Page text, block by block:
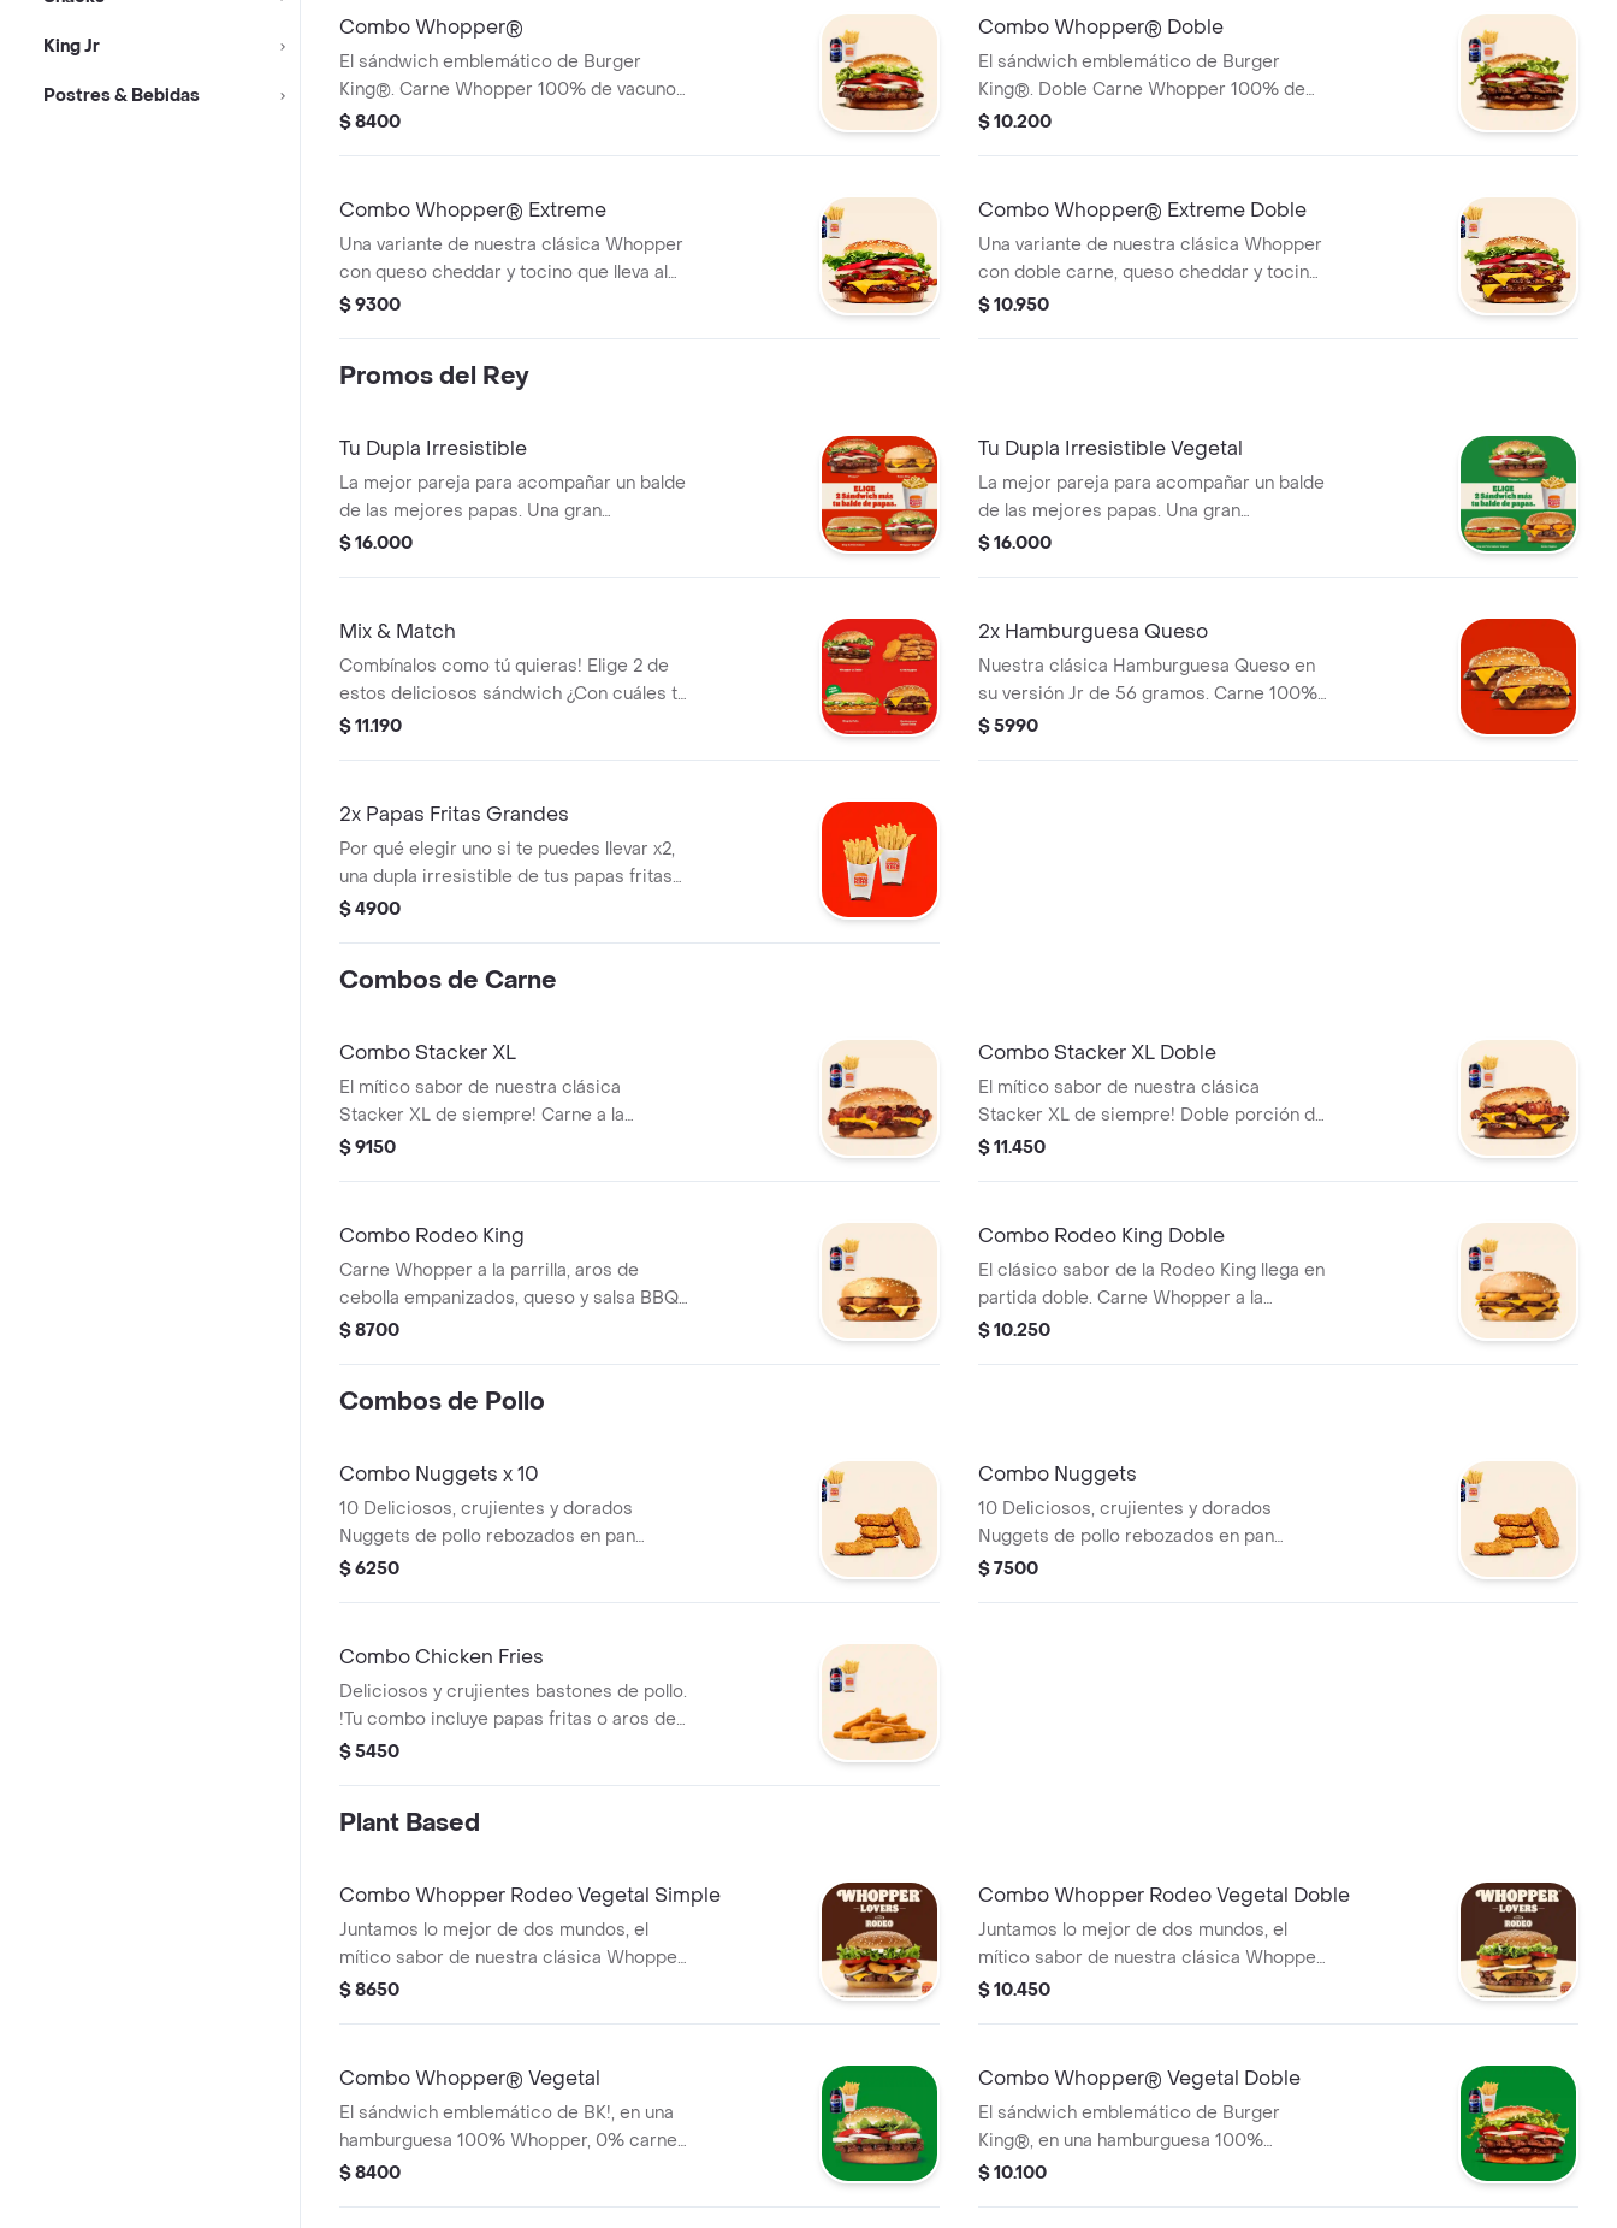
King Jr
Postres & Bebidas
Combo Whopper®
El sándwich emblemático de Burger
King®. Carne Whopper 100% de vacuno
a la parrilla, frescas lechugas, jugosos
papas fritas medianas o aros de cebolla y
una lata de bebi
$ 8400
Combo Whopper® Doble
El sándwich emblemático de Burger
King®. Doble Carne Whopper 100% de
vacuno a la parrilla, frescas lechugas,
incluye papas fritas medianas o aros de
cebolla y una lata d
$ 10.200
Combo Whopper® Extreme
Una variante de nuestra clásica Whopper
con queso cheddar y tocino que lleva al
placer. ¡Tu combo incluye papas fritas
$ 9300
Combo Whopper® Extreme Doble
Una variante de nuestra clásica Whopper
con doble carne, queso cheddar y tocino
que lleva al placer. ¡Tu combo incluye
$ 10.950
Promos del Rey
Tu Dupla Irresistible
La mejor pareja para acompañar un balde
de las mejores papas. Una gran
promoción que te permite llevar 2
$ 16.000
Tu Dupla Irresistible Vegetal
La mejor pareja para acompañar un balde
de las mejores papas. Una gran
promoción que te permite llevar 2
$ 16.000
Mix & Match
Combínalos como tú quieras! Elige 2 de
estos deliciosos sándwich ¿Con cuáles te
quedas?
$ 11.190
2x Hamburguesa Queso
Nuestra clásica Hamburguesa Queso en
su versión Jr de 56 gramos. Carne 100%
de res a la parrilla acompañada de queso.
$ 5990
2x Papas Fritas Grandes
Por qué elegir uno si te puedes llevar x2,
una dupla irresistible de tus papas fritas
favoritas!
$ 4900
Combos de Carne
Combo Stacker XL
El mítico sabor de nuestra clásica
Stacker XL de siempre! Carne a la
parrilla, sabroso tocino, queso cheddar y
una lata de bebida!
$ 9150
Combo Stacker XL Doble
El mítico sabor de nuestra clásica
Stacker XL de siempre! Doble porción de
carne a la parrilla, sabroso tocino, queso
aros de cebolla y una lata de bebida!
$ 11.450
Combo Rodeo King
Carne Whopper a la parrilla, aros de
cebolla empanizados, queso y salsa BBQ
¡Tu combo incluye papas fritas medianas
$ 8700
Combo Rodeo King Doble
El clásico sabor de la Rodeo King llega en
partida doble. Carne Whopper a la
parrilla, aros de cebolla empanizados,
$ 10.250
Combos de Pollo
Combo Nuggets x 10
10 Deliciosos, crujientes y dorados
Nuggets de pollo rebozados en pan
rallado.¡Tu combo incluye papas fritas
$ 6250
Combo Nuggets
10 Deliciosos, crujientes y dorados
Nuggets de pollo rebozados en pan
rallado. ¡Tu combo incluye papas fritas
$ 7500
Combo Chicken Fries
Deliciosos y crujientes bastones de pollo.
!Tu combo incluye papas fritas o aros de
cebolla y una lata de bebida!
$ 5450
Plant Based
Combo Whopper Rodeo Vegetal Simple
Juntamos lo mejor de dos mundos, el
mítico sabor de nuestra clásica Whopper
Vegetal de siempre, pero ahora con
perfecta de sabores y texturas en cada
bocado! ¡Tu combo incluye pa
$ 8650
Combo Whopper Rodeo Vegetal Doble
Juntamos lo mejor de dos mundos, el
mítico sabor de nuestra clásica Whopper
Vegetal de siempre, pero ahora con
perfecta de sabores y texturas en cada
bocado! ¡Tu combo incluye pa
$ 10.450
Combo Whopper® Vegetal
El sándwich emblemático de BK!, en una
hamburguesa 100% Whopper, 0% carne,
hecha completamente de fuentes
$ 8400
Combo Whopper® Vegetal Doble
El sándwich emblemático de Burger
King®, en una hamburguesa 100%
Whopper Doble, 0% carne, hecha
$ 10.100